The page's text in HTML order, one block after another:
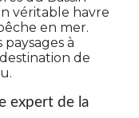
véritable havre
en mer.
à
de
expert de la